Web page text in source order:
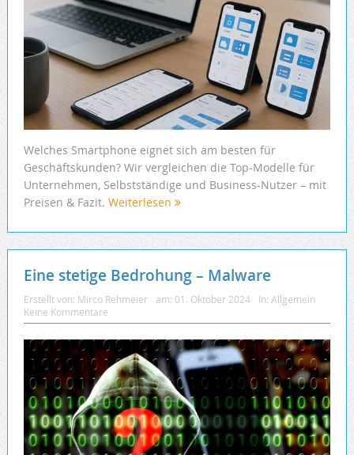
Welches Smartphone eignet sich am besten für
Geschäftskunden? Wir vergleichen die Top-Modelle für
Unternehmen, Selbstständige und Business-Nutzer – mit
Preisen & Fazit. Weiterlesen
Eine stetige Bedrohung – Malware
Erstellt von: Mirco Rehmeier am: 01. Oktober 2024 In: Allgemein
Keine Kommentare